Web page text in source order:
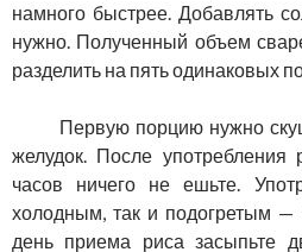
намного быстрее. Добавлять
нужно. Полученный объем
разделить на пять одинаковых
Первую порцию нужно
желудок. После употребления
часов ничего не ешьте.
холодным, так и подогретым
день приема риса засыпьте